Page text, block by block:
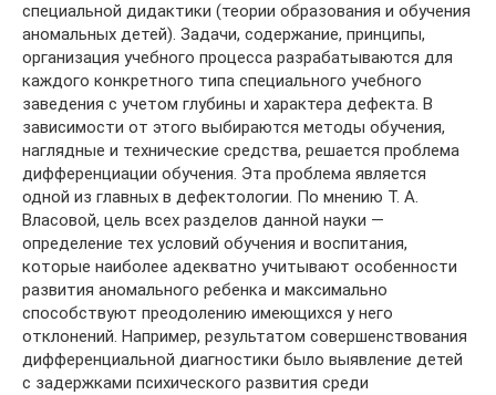
специальной дидактики (теории образования и обучения
аномальных детей). Задачи, содержание, принципы,
организация учебного процесса разрабатываются для
каждого конкретного типа специального учебного
заведения с учетом глубины и характера дефекта. В
зависимости от этого выбираются методы обучения,
наглядные и технические средства, решается проблема
дифференциации обучения. Эта проблема является
одной из главных в дефектологии. По мнению Т. А.
Власовой, цель всех разделов данной науки —
определение тех условий обучения и воспитания,
которые наиболее адекватно учитывают особенности
развития аномального ребенка и максимально
способствуют преодолению имеющихся у него
отклонений. Например, результатом совершенствования
дифференциальной диагностики было выявление детей
с задержками психического развития среди